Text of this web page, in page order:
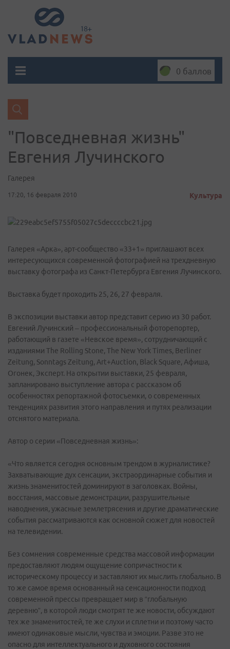
0 баллов
"Повседневная жизнь"
Евгения Лучинского
Галерея
17:20, 16 февраля 2010 Культура
Галерея «Арка», арт-сообщество «33+1» приглашают всех
интересующихся современной фотографией на трехдневную
выставку фотографа из Санкт-Петербурга Евгения Лучинского.
Выставка будет проходить 25, 26, 27 февраля.
В экспозиции выставки автор представит серию из 30 работ.
Евгений Лучинский – профессиональный фоторепортер,
работающий в газете «Невское время», сотрудничающий с
изданиями The Rolling Stone, The New York Times, Berliner
Zeitung, Sonntags Zeitung, Art+Auction, Black Square, Афиша,
Огонек, Эксперт. На открытии выставки, 25 февраля,
запланировано выступление автора с рассказом об
особенностях репортажной фотосъемки, о современных
тенденциях развития этого направления и путях реализации
отснятого материала.
Автор о серии «Повседневная жизнь»:
«Что является сегодня основным трендом в журналистике?
Захватывающие дух сенсации, экстраординарные события и
жизнь знаменитостей доминируют в заголовках. Войны,
восстания, массовые демонстрации, разрушительные
наводнения, ужасные землетрясения и другие драматические
события рассматриваются как основной сюжет для новостей
на телевидении.
Без сомнения современные средства массовой информации
предоставляют людям ощущение сопричастности к
историческому процессу и заставляют их мыслить глобально. В
то же самое время основанный на сенсационности подход
современной прессы превращает мир в “глобальную
деревню”, в которой люди смотрят те же новости, обсуждают
тех же знаменитостей, те же слухи и сплетни и поэтому часто
имеют одинаковые мысли, чувства и эмоции. Разве это не
опасно для интеллектуального и духовного состояния